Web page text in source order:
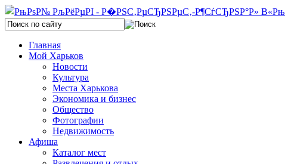
Главная
Мой Харьков
Новости
Культура
Места Харькова
Экономика и бизнес
Общество
Фотографии
Недвижимость
Афиша
Каталог мест